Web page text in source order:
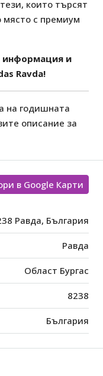
които търсят
място с премиум
информация и
Ravda!
на годишната
описание за
в Google Карти
Равда, България
Равда
Област Бургас
8238
България